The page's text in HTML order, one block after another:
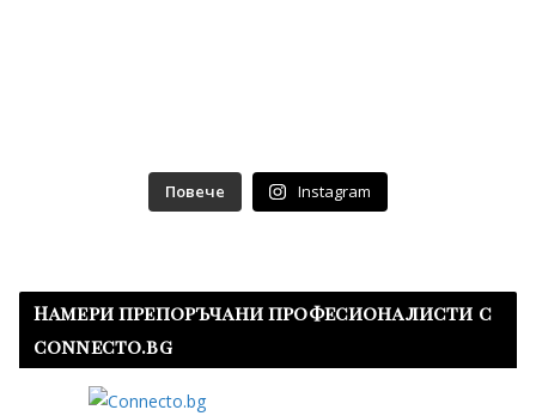
Повече Instagram
Намери препоръчани професионалисти с
connecto.bg